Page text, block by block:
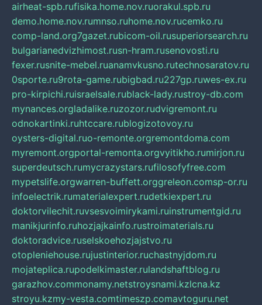
airheat-spb.rufisika.home.nov.ruorakul.spb.ru
demo.home.nov.rumnso.ruhome.nov.rucemko.ru
comp-land.org7gazet.rubicom-oil.rusuperiorsearch.ru
bulgarianedvizhimost.rusn-hram.rusenovosti.ru
fexer.rusnite-mebel.ruanamvkusno.rutechnosaratov.ru
0sporte.ru9rota-game.rubigbad.ru227gp.ruwes-ex.ru
pro-kirpichi.ruisraelsale.rublack-lady.rustroy-db.com
mynances.orgladalike.ruzozor.rudvigremont.ru
odnokartinki.ruhtccare.rublogizotovoy.ru
oysters-digital.ruo-remonte.orgremontdoma.com
myremont.orgportal-remonta.orgvyitikho.rumirjon.ru
superdeutsch.rumycrazystars.rufilosofyfree.com
mypetslife.orgwarren-buffett.orggreleon.comsp-or.ru
infoelectrik.rumaterialexpert.rudetkiexpert.ru
doktorvilechit.ruvsesvoimirykami.ruinstrumentgid.ru
manikjurinfo.ruhozjajkainfo.rustroimaterials.ru
doktoradvice.ruselskoehozjajstvo.ru
otopleniehouse.rujustinterior.ruchastnyjdom.ru
mojateplica.rupodelkimaster.rulandshaftblog.ru
garazhov.commonamy.netstroysnami.kzlcna.kz
stroyu.kzmy-vesta.comtimeszp.comavtoguru.net